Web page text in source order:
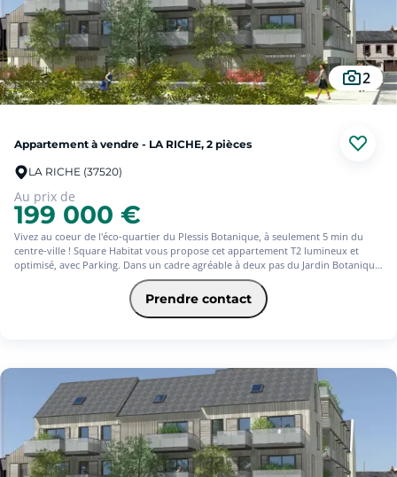
2
Appartement à vendre - LA RICHE, 2 pièces
LA RICHE (37520)
Au prix de
199 000 €
Vivez au coeur de l'éco-quartier du Plessis Botanique, à seulement 5 min du
centre-ville ! Square Habitat vous propose cet appartement T2 lumineux et
optimisé, avec Parking. Dans un cadre agréable à deux pas du Jardin Botanique,
des commerces, des transports et des établissements scolaires. Profitez d'un
quartier avec toutes les commodités à proximité.
Confort, lumière naturelle et bien-être au quotidien : tout a été imaginé pour
rendre votre vie plus facile et agréable.
Prendre contact